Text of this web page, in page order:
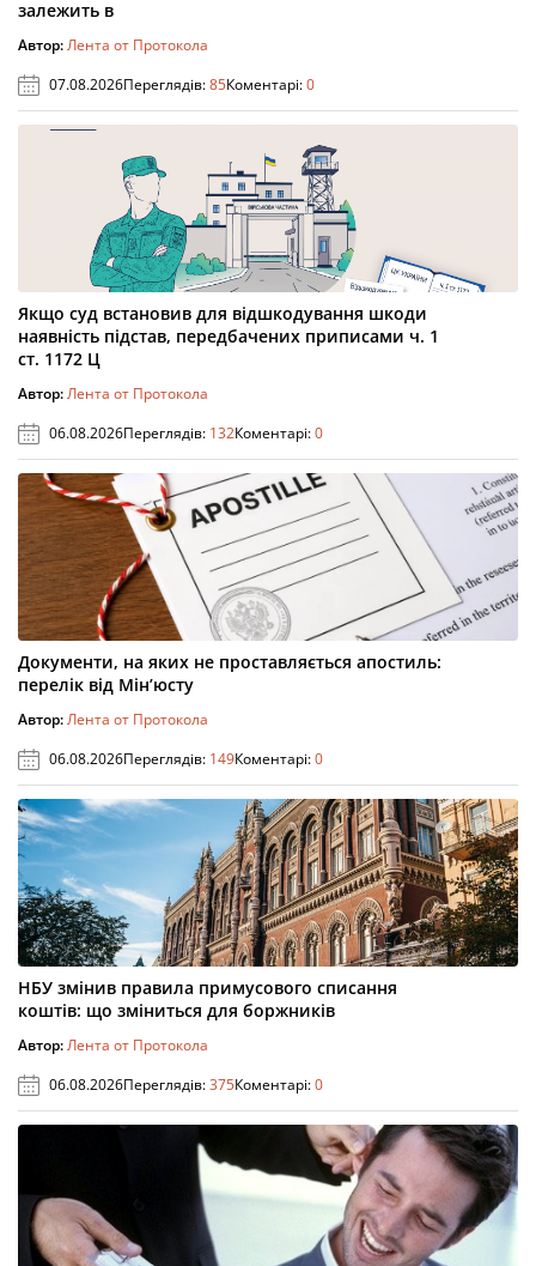
залежить в
Автор:Лента от Протокола
07.08.2026Переглядів:85Коментарі:0
Якщо суд встановив для відшкодування шкоди
наявність підстав, передбачених приписами ч. 1
ст. 1172 Ц
Автор:Лента от Протокола
06.08.2026Переглядів: 132Коментарі:0
Документи, на яких не проставляється апостиль:
перелік від Мін’юсту
Автор:Лента от Протокола
06.08.2026Переглядів: 149Коментарі:0
НБУ змінив правила примусового списання
коштів: що зміниться для боржників
Автор:Лента от Протокола
06.08.2026Переглядів:375Коментарі:0